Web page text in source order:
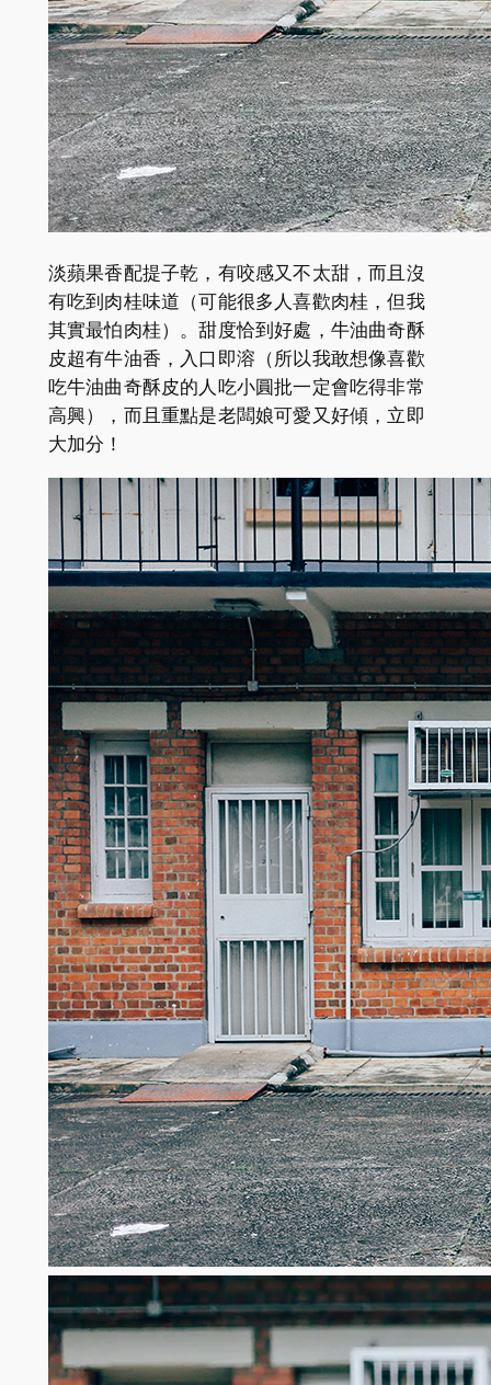
淡蘋果香配提子乾，有咬感又不太甜，而且沒
有吃到肉桂味道（可能很多人喜歡肉桂，但我
其實最怕肉桂）。甜度恰到好處，牛油曲奇酥
皮超有牛油香，入口即溶（所以我敢想像喜歡
吃牛油曲奇酥皮的人吃小圓批一定會吃得非常
高興），而且重點是老闆娘可愛又好傾，立即
大加分！